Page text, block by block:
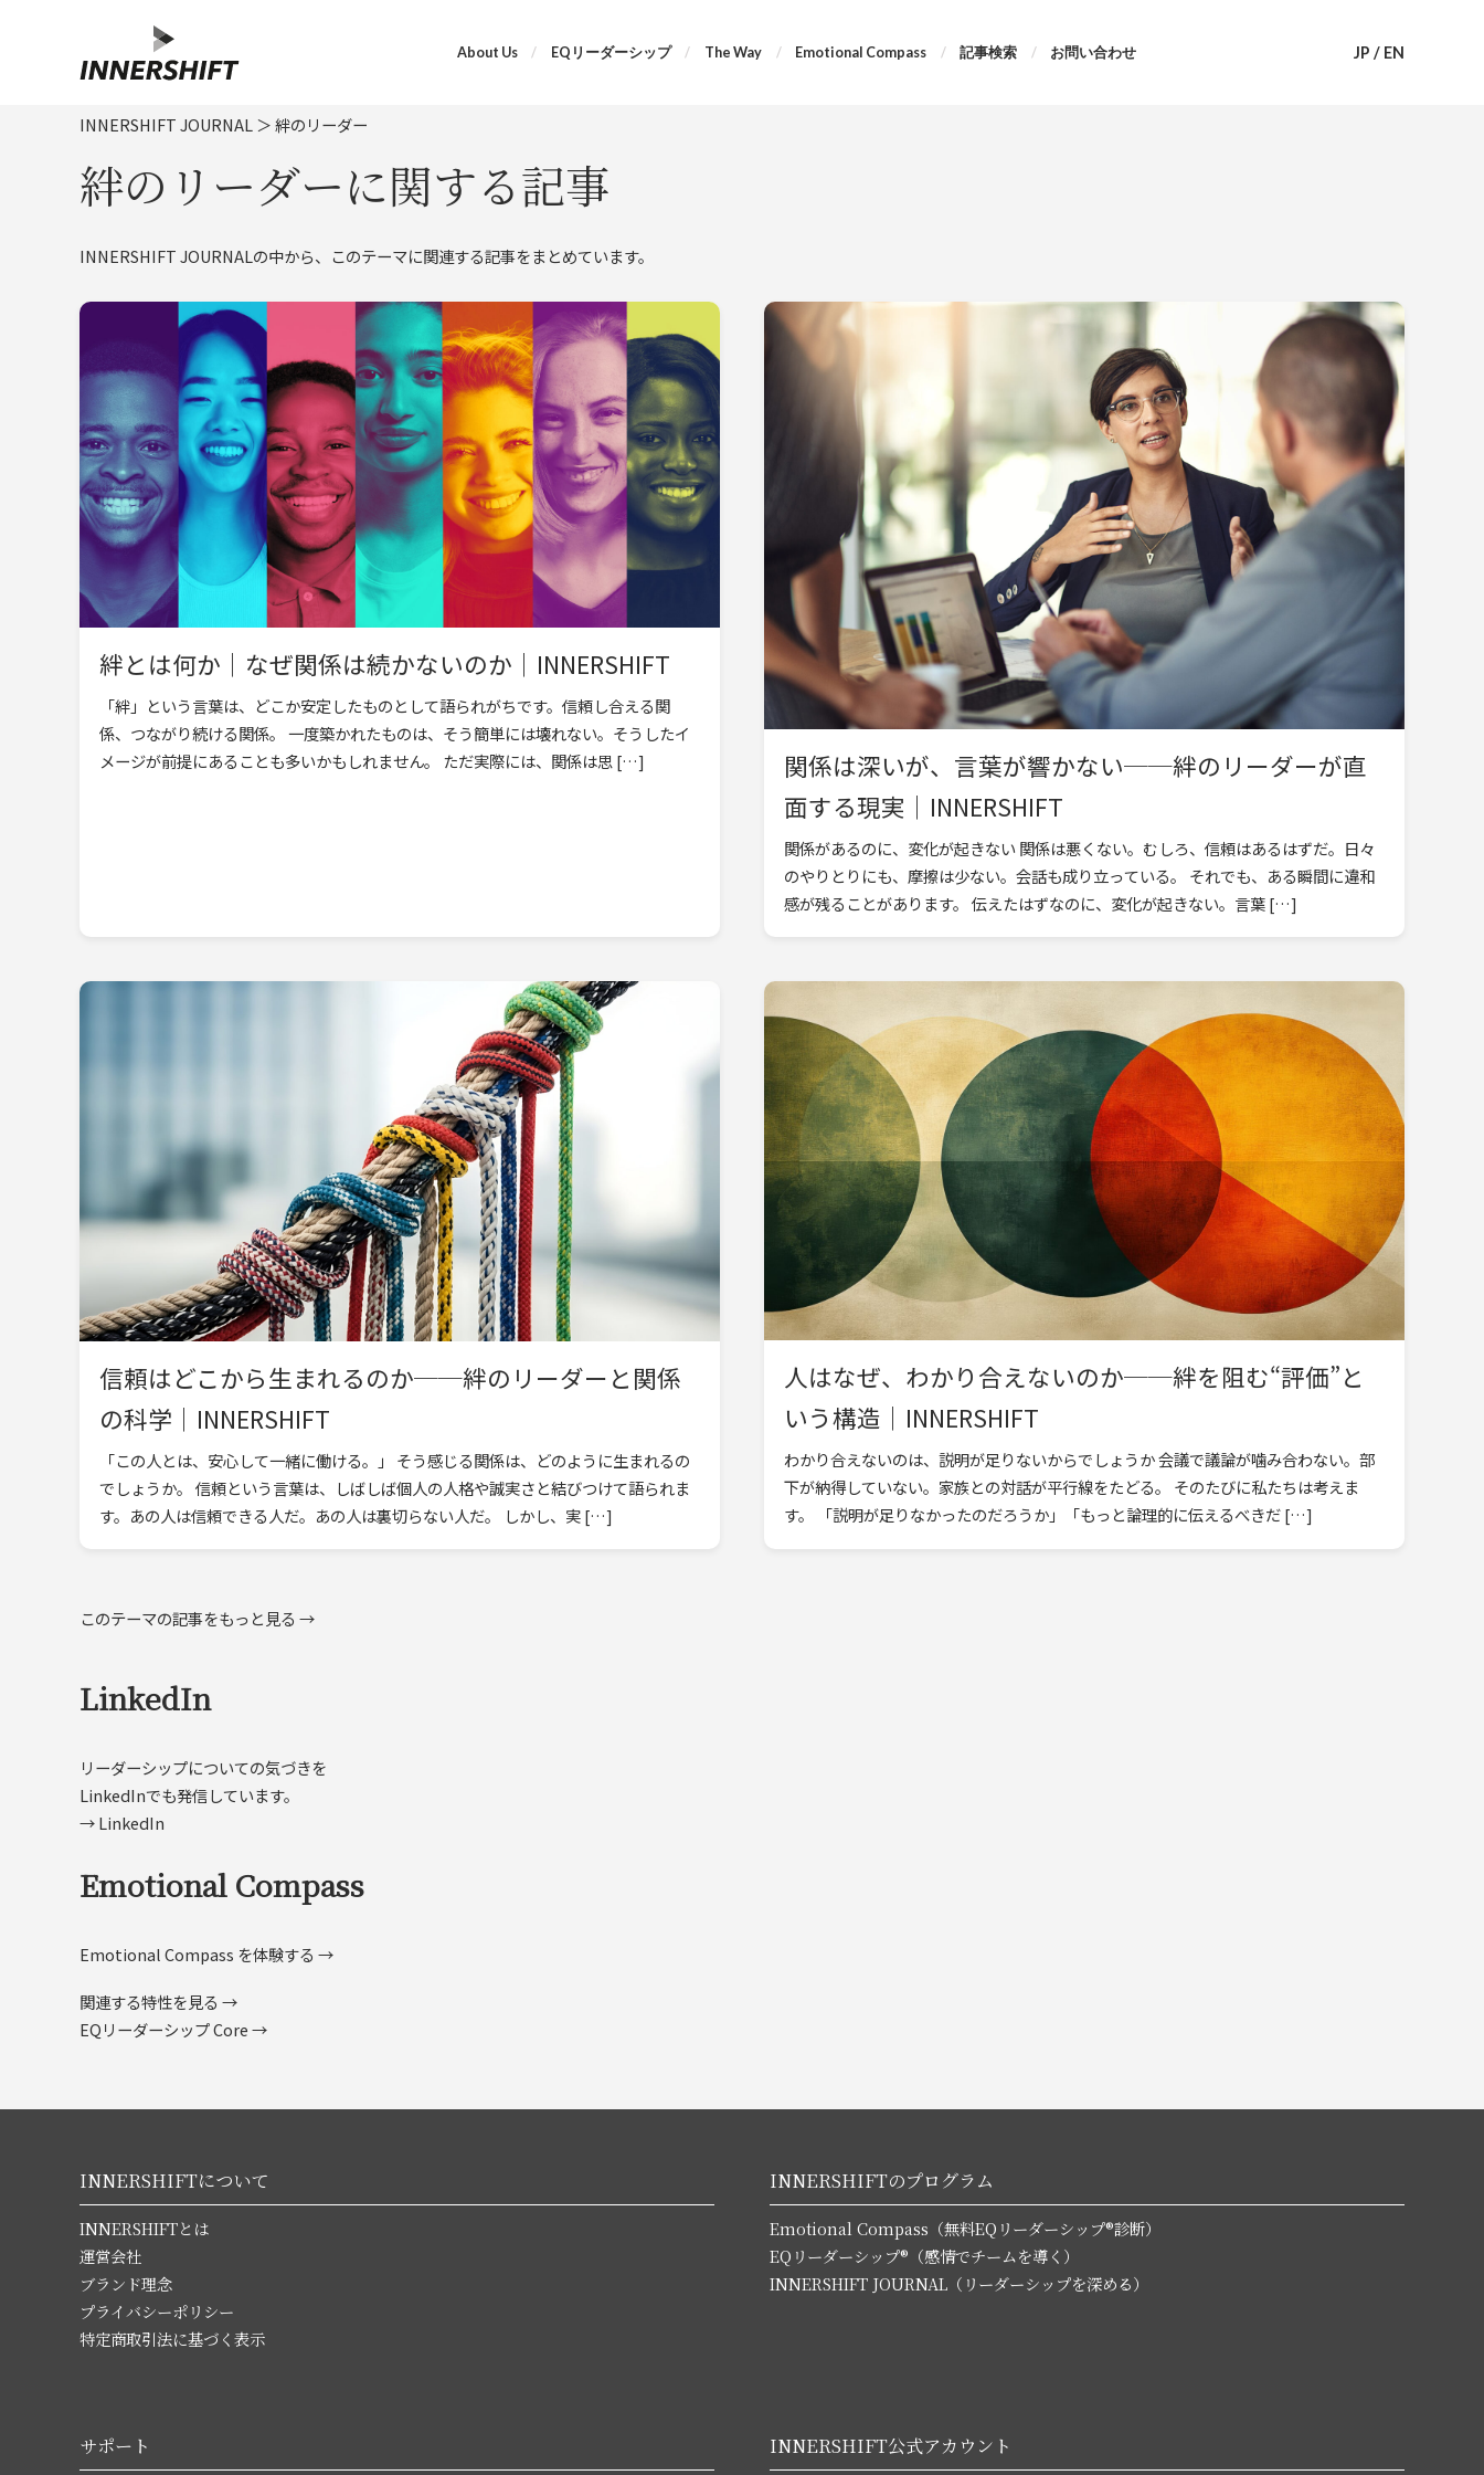
About Us EQリーダーシップ The Way Emotional Compass 記事検索 お問い合わせ JP / EN
INNERSHIFT JOURNAL ＞絆のリーダー
絆のリーダーに関する記事
INNERSHIFT JOURNALの中から、このテーマに関連する記事をまとめています。
絆とは何か｜なぜ関係は続かないのか｜INNERSHIFT
「絆」という言葉は、どこか安定したものとして語られがちです。信頼し合える関
係、つながり続ける関係。 一度築かれたものは、そう簡単には壊れない。そうしたイ
メージが前提にあることも多いかもしれません。 ただ実際には、関係は思 […]
関係は深いが、言葉が響かない──絆のリーダーが直
面する現実｜INNERSHIFT
関係があるのに、変化が起きない 関係は悪くない。むしろ、信頼はあるはずだ。日々
のやりとりにも、摩擦は少ない。会話も成り立っている。 それでも、ある瞬間に違和
感が残ることがあります。 伝えたはずなのに、変化が起きない。言葉 […]
信頼はどこから生まれるのか──絆のリーダーと関係
の科学｜INNERSHIFT
「この人とは、安心して一緒に働ける。」 そう感じる関係は、どのように生まれるの
でしょうか。 信頼という言葉は、しばしば個人の人格や誠実さと結びつけて語られま
す。あの人は信頼できる人だ。あの人は裏切らない人だ。 しかし、実 […]
人はなぜ、わかり合えないのか──絆を阻む“評価”と
いう構造｜INNERSHIFT
わかり合えないのは、説明が足りないからでしょうか 会議で議論が噛み合わない。部
下が納得していない。家族との対話が平行線をたどる。 そのたびに私たちは考えま
す。 「説明が足りなかったのだろうか」「もっと論理的に伝えるべきだ […]
このテーマの記事をもっと見る →
LinkedIn
リーダーシップについての気づきを
LinkedInでも発信しています。
→ LinkedIn
Emotional Compass
Emotional Compass を体験する →
関連する特性を見る →
EQリーダーシップ Core →
INNERSHIFTについて
INNERSHIFTとは
運営会社
ブランド理念
プライバシーポリシー
特定商取引法に基づく表示
INNERSHIFTのプログラム
Emotional Compass（無料EQリーダーシップ®診断）
EQリーダーシップ®（感情でチームを導く）
INNERSHIFT JOURNAL（リーダーシップを深める）
サポート INNERSHIFT公式アカウント